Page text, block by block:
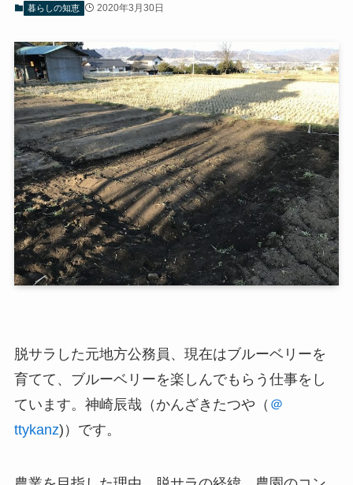
暮らしの知恵 2020年3月30日
脱サラした元地方公務員、現在はブルーベリーを
育てて、ブルーベリーを楽しんでもらう仕事をし
ています。神崎辰哉（かんざきたつや（ ＠
ttykanz)）です。